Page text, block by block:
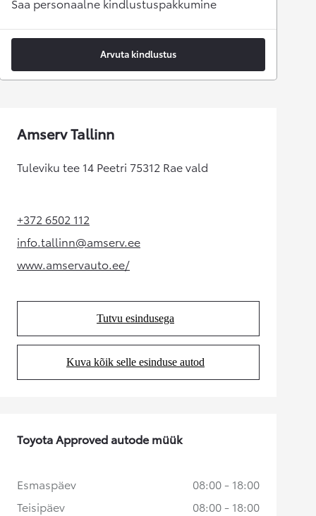
Saa personaalne kindlustuspakkumine
Arvuta kindlustus
Amserv Tallinn
Tuleviku tee 14 Peetri 75312 Rae vald
+372 6502 112(Opens in new tab)
info.tallinn@amserv.ee
(Opens in new tab)
www.amservauto.ee/
(Opens in new tab)
Tutvu esindusega
(Opens in new tab)
Kuva kõik selle esinduse autod
(Opens in new tab)
Toyota Approved autode müük
Esmaspäev
08:00 - 18:00
Teisipäev
08:00 - 18:00